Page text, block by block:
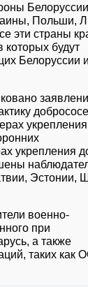
Польши,
эти страны
будут
Белоруссии
укрепления
укрепления
Эстонии,
военно-
при
а также
таких как